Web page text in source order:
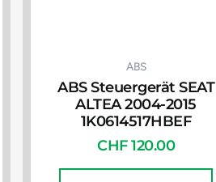
ABS
ABS Steuergerät SEAT
ALTEA 2004-2015
1K0614517HBEF
CHF120.00